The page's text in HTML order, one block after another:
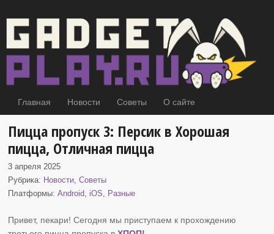
Главная Новости Советы О сайте
Пицца пропуск 3: Персик в Хорошая
пицца, Отличная пицца
3 апреля 2025
Рубрика: Новости,Советы
Платформы:Android, iOS, Разные
Привет, пекари! Сегодня мы приступаем к прохождению